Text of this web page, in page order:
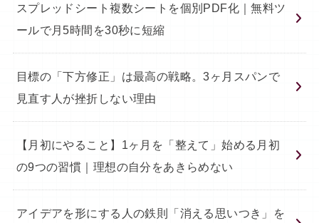
スプレッドシート複数シートを個別PDF化｜無料ツ
ールで月5時間を30秒に短縮
目標の「下方修正」は最高の戦略。3ヶ月スパンで
見直す人が挫折しない理由
【月初にやること】1ヶ月を「整えて」始める月初
の9つの習慣｜理想の自分をあきらめない
アイデアを形にする人の鉄則「消える思いつき」を